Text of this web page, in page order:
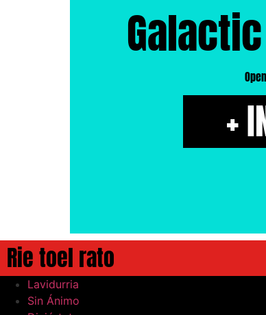
+
Rie toel rato
Lavidurria
Sin Ánimo